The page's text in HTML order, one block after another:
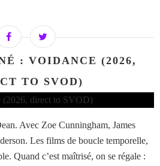
: VOIDANCE (2026,
TO SVOD)
Avec Zoe Cunningham, James
Les films de boucle temporelle,
Quand c’est maîtrisé, on se régale :